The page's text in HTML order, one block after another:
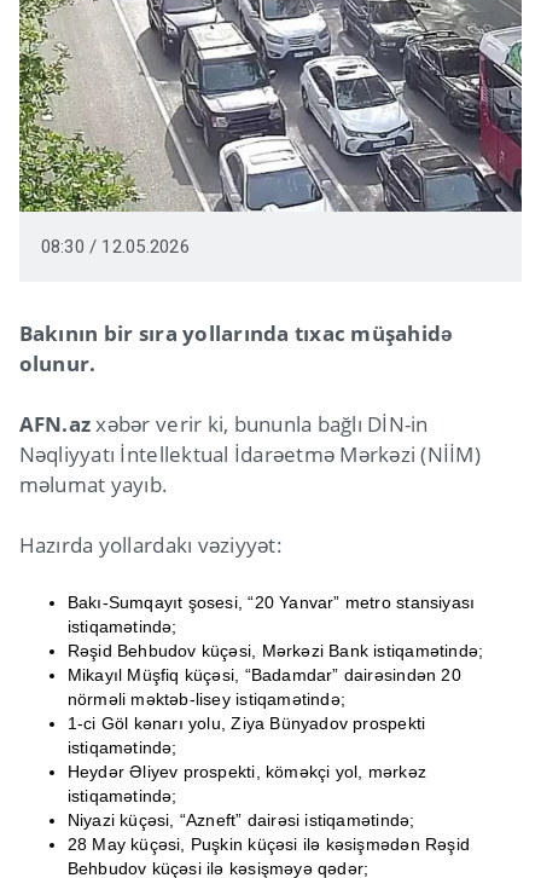
08:30 / 12.05.2026
Bakının bir sıra yollarında tıxac müşahidə
olunur.
AFN.azxəbər verir ki, bununla bağlı DİN-in
Nəqliyyatı İntellektual İdarəetmə Mərkəzi (NİİM)
məlumat yayıb.
Hazırda yollardakı vəziyyət:
Bakı-Sumqayıt şosesi, “20 Yanvar” metro stansiyası
istiqamətində;
Rəşid Behbudov küçəsi, Mərkəzi Bank istiqamətində;
Mikayıl Müşfiq küçəsi, “Badamdar” dairəsindən 20
nörməli məktəb-lisey istiqamətində;
1-ci Göl kənarı yolu, Ziya Bünyadov prospekti
istiqamətində;
Heydər Əliyev prospekti, köməkçi yol, mərkəz
istiqamətində;
Niyazi küçəsi, “Azneft” dairəsi istiqamətində;
28 May küçəsi, Puşkin küçəsi ilə kəsişmədən Rəşid
Behbudov küçəsi ilə kəsişməyə qədər;